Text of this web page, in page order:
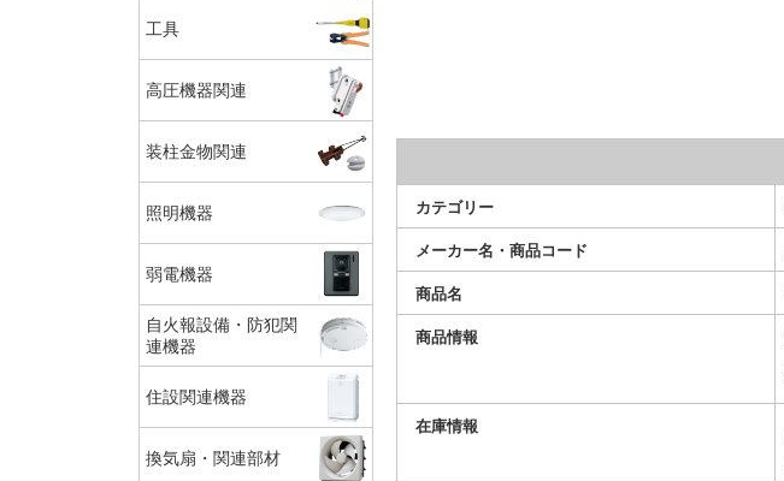
カテゴリー
メーカー名・商品コード
商品名
商品情報
在庫情報
工具
高圧機器関連
装柱金物関連
照明機器
弱電機器
自火報設備・防犯関
連機器
住設関連機器
換気扇・関連部材